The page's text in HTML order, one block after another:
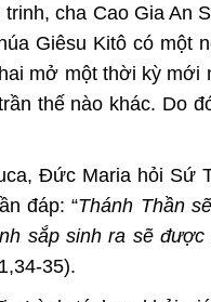
cha Cao Gia An
Giêsu Kitô có
mở một thời kỳ
thế nào khác. Do
Đức Maria hỏi Sứ
đáp: “Thánh Thần
sắp sinh ra sẽ
35).